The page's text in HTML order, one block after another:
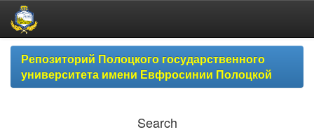
Skip
navigationРепозиторий Полоцкого государственного
университета имени Евфросинии Полоцкой
Search